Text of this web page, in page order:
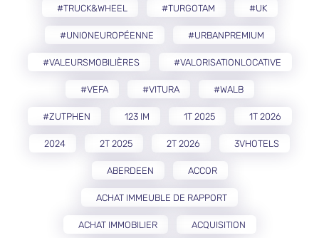
#TRUCK&WHEEL #TURGOTAM #UK
#UNIONEUROPÉENNE #URBANPREMIUM
#VALEURSMOBILIÈRES #VALORISATIONLOCATIVE
#VEFA #VITURA #WALB
#ZUTPHEN 123 IM 1T 2025 1T 2026
2024 2T 2025 2T 2026 3VHOTELS
ABERDEEN ACCOR
ACHAT IMMEUBLE DE RAPPORT
ACHAT IMMOBILIER ACQUISITION